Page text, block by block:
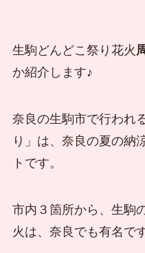
生駒どんどこ祭り花火
か紹介します♪
奈良の生駒市で行われ
り」は、奈良の夏の納
トです。
市内３箇所から、生駒
火は、奈良でも有名です